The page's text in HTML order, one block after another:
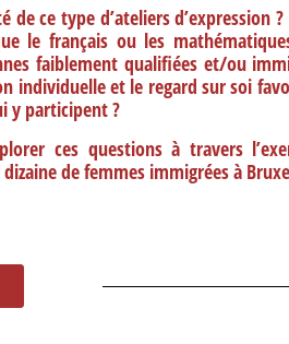
de ce type d’ateliers d’expression
le français ou les
faiblement qualifiées et/ou
individuelle et le regard sur soi
y participent ?
ces questions à travers
de femmes immigrées à